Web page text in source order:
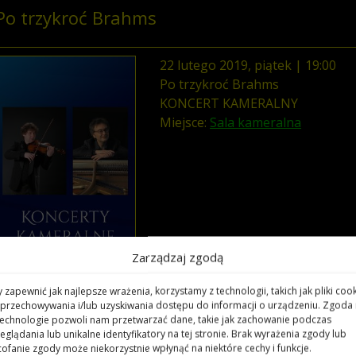
Zarządzaj zgodą
zapewnić jak najlepsze wrażenia, korzystamy z technologii, takich jak pliki
i/lub uzyskiwania dostępu do informacji o urządzeniu. Zgoda
pozwoli nam przetwarzać dane, takie jak zachowanie podczas
lub unikalne identyfikatory na tej stronie. Brak wyrażenia zgody lub
zgody może niekorzystnie wpłynąć na niektóre cechy i funkcje.
trzykroć Brahms
22 lutego 2019, piątek | 19:00
Po trzykroć Brahms
KONCERT KAMERALNY
Miejsce: Sala kameralna
– skrzypce
Lamy – fortepian
programie: